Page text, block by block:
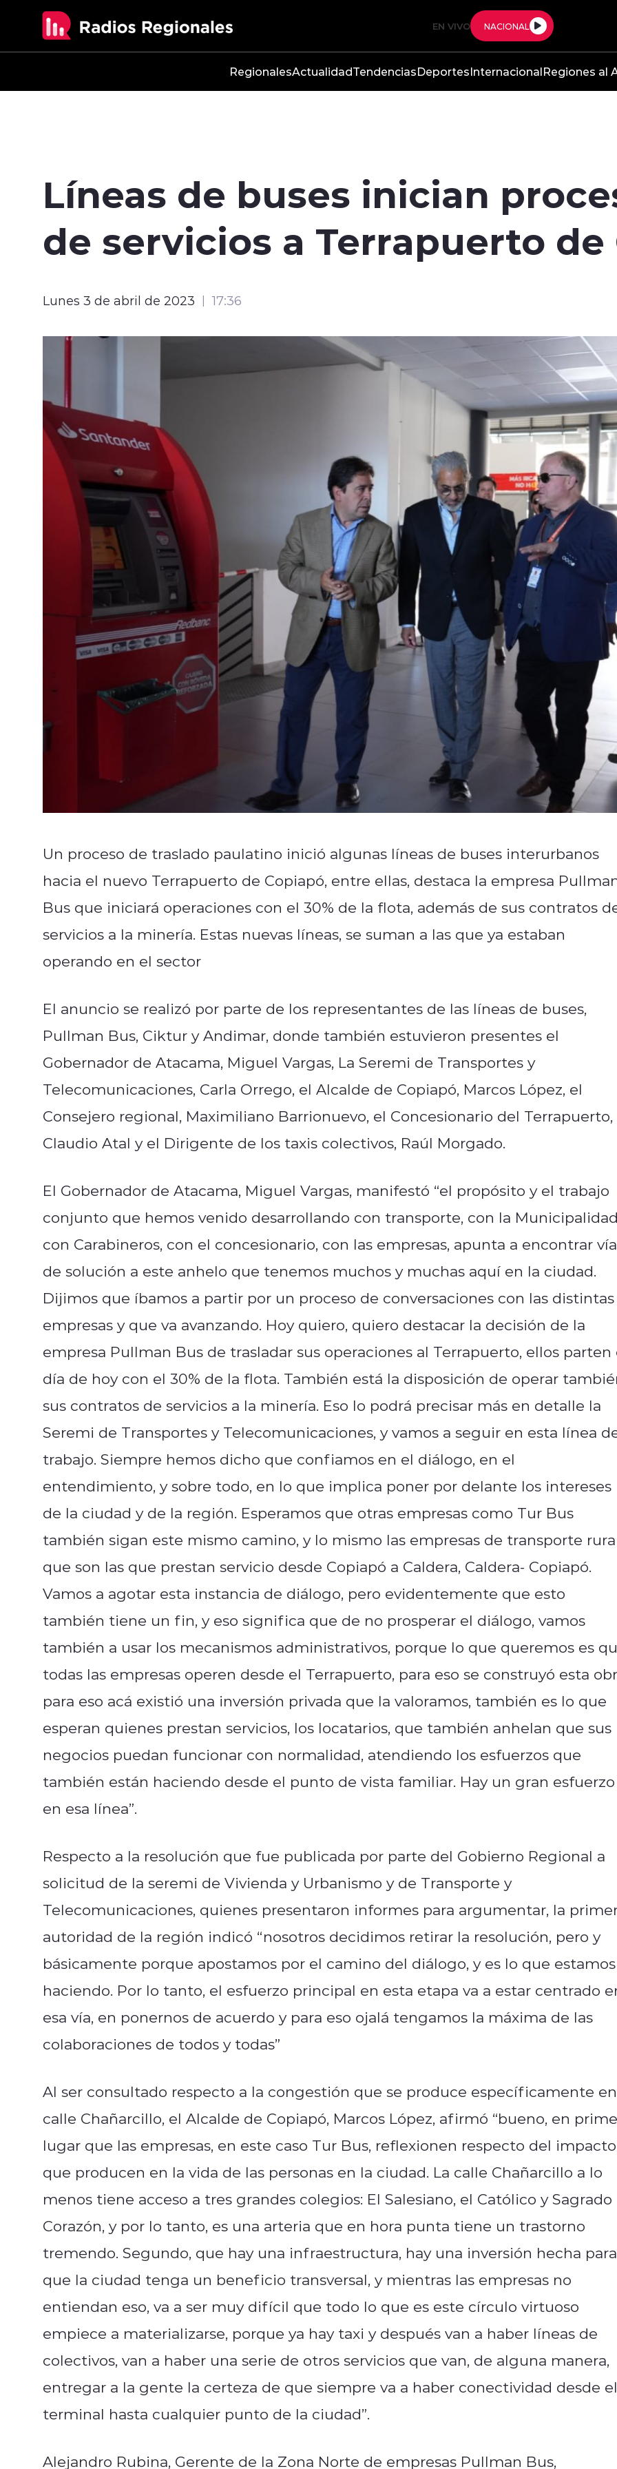
EN VIVO NACIONAL
RegionalesActualidadTendenciasDeportesInternacionalRegiones al
Líneas de buses inician
de servicios a Terrapuerto de
Lunes 3 de abril de 2023 17:36
Un proceso de traslado paulatino inició algunas líneas de buses interurbanos
hacia el nuevo Terrapuerto de Copiapó, entre ellas, destaca la empresa
Bus que iniciará operaciones con el 30% de la flota, además de sus contratos
servicios a la minería. Estas nuevas líneas, se suman a las que ya estaban
operando en el sector
El anuncio se realizó por parte de los representantes de las líneas de buses,
Pullman Bus, Ciktur y Andimar, donde también estuvieron presentes el
Gobernador de Atacama, Miguel Vargas, La Seremi de Transportes y
Telecomunicaciones, Carla Orrego, el Alcalde de Copiapó, Marcos López, el
Consejero regional, Maximiliano Barrionuevo, el Concesionario del Terrapuerto,
Claudio Atal y el Dirigente de los taxis colectivos, Raúl Morgado.
El Gobernador de Atacama, Miguel Vargas, manifestó “el propósito y el trabajo
conjunto que hemos venido desarrollando con transporte, con la
con Carabineros, con el concesionario, con las empresas, apunta a encontrar
de solución a este anhelo que tenemos muchos y muchas aquí en la ciudad.
Dijimos que íbamos a partir por un proceso de conversaciones con las distintas
empresas y que va avanzando. Hoy quiero, quiero destacar la decisión de la
empresa Pullman Bus de trasladar sus operaciones al Terrapuerto, ellos parten
día de hoy con el 30% de la flota. También está la disposición de operar
sus contratos de servicios a la minería. Eso lo podrá precisar más en detalle la
Seremi de Transportes y Telecomunicaciones, y vamos a seguir en esta línea
trabajo. Siempre hemos dicho que confiamos en el diálogo, en el
entendimiento, y sobre todo, en lo que implica poner por delante los intereses
de la ciudad y de la región. Esperamos que otras empresas como Tur Bus
también sigan este mismo camino, y lo mismo las empresas de transporte
que son las que prestan servicio desde Copiapó a Caldera, Caldera- Copiapó.
Vamos a agotar esta instancia de diálogo, pero evidentemente que esto
también tiene un fin, y eso significa que de no prosperar el diálogo, vamos
también a usar los mecanismos administrativos, porque lo que queremos es
todas las empresas operen desde el Terrapuerto, para eso se construyó esta
para eso acá existió una inversión privada que la valoramos, también es lo que
esperan quienes prestan servicios, los locatarios, que también anhelan que sus
negocios puedan funcionar con normalidad, atendiendo los esfuerzos que
también están haciendo desde el punto de vista familiar. Hay un gran esfuerzo
en esa línea”.
Respecto a la resolución que fue publicada por parte del Gobierno Regional a
solicitud de la seremi de Vivienda y Urbanismo y de Transporte y
Telecomunicaciones, quienes presentaron informes para argumentar, la
autoridad de la región indicó “nosotros decidimos retirar la resolución, pero y
básicamente porque apostamos por el camino del diálogo, y es lo que estamos
haciendo. Por lo tanto, el esfuerzo principal en esta etapa va a estar centrado
esa vía, en ponernos de acuerdo y para eso ojalá tengamos la máxima de las
colaboraciones de todos y todas”
Al ser consultado respecto a la congestión que se produce específicamente en
calle Chañarcillo, el Alcalde de Copiapó, Marcos López, afirmó “bueno, en
lugar que las empresas, en este caso Tur Bus, reflexionen respecto del impacto
que producen en la vida de las personas en la ciudad. La calle Chañarcillo a lo
menos tiene acceso a tres grandes colegios: El Salesiano, el Católico y Sagrado
Corazón, y por lo tanto, es una arteria que en hora punta tiene un trastorno
tremendo. Segundo, que hay una infraestructura, hay una inversión hecha para
que la ciudad tenga un beneficio transversal, y mientras las empresas no
entiendan eso, va a ser muy difícil que todo lo que es este círculo virtuoso
empiece a materializarse, porque ya hay taxi y después van a haber líneas de
colectivos, van a haber una serie de otros servicios que van, de alguna manera,
entregar a la gente la certeza de que siempre va a haber conectividad desde el
terminal hasta cualquier punto de la ciudad”.
Alejandro Rubina, Gerente de la Zona Norte de empresas Pullman Bus,